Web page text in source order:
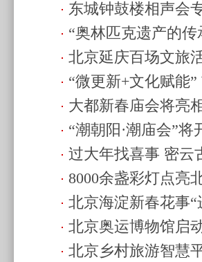
18:16)
东城钟鼓楼相声会
17:03)
“奥林匹克遗产的
2026”奥林匹克遗
北京延庆百场文旅
16:35)
“微更新+文化赋能
22:11)
大都新春庙会将亮
“潮朝阳·潮庙会”
21:02)
过大年找喜事 密云
(2026.2.9 21:02)
8000余盏彩灯点亮
17:10)
北京海淀新春花事
(2026.2.5 21:53)
北京奥运博物馆启
兰”冬奥嘉年华
北京乡村旅游智慧